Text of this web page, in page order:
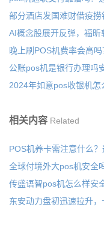
部分酒店发国难财借疫
AI概念股展开反弹，福
晚上刷POS机费率会高
公账pos机是银行办理吗
2024年如意pos收银机怎
相关内容 Related
传盛语智pos机怎么样安
东安动力盘初迅速拉升